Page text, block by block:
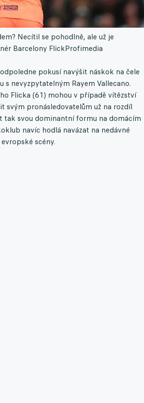
Necítil se pohodlně, ale už je
Barcelony FlickProfimedia
pokusí navýšit náskok na čele
s nevyzpytatelným Rayem Vallecano.
Flicka (61) mohou v případě vítězství
svým pronásledovatelům už na rozdíl
tak svou dominantní formu na domácím
navíc hodlá navázat na nedávné
scény.